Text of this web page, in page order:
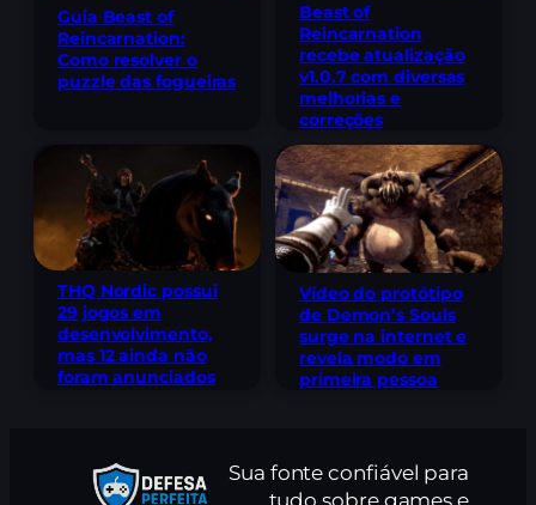
Guia Beast of
Reincarnation:
Como resolver o
puzzle das fogueiras
Beast of
Reincarnation
recebe atualização
v1.0.7 com diversas
melhorias e
correções
THQ Nordic possui
29 jogos em
desenvolvimento,
mas 12 ainda não
foram anunciados
Vídeo do protótipo
de Demon’s Souls
surge na internet e
revela modo em
primeira pessoa
Sua fonte confiável para
tudo sobre games e